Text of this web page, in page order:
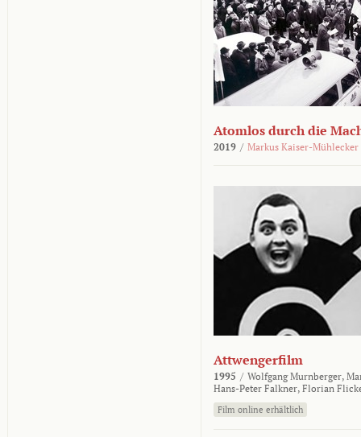
Atomlos durch die
2019 / Markus Kaiser-Mühlecker
Attwengerfilm
1995 / Wolfgang Murnberger,
Hans-Peter Falkner, Florian
Film online erhältlich